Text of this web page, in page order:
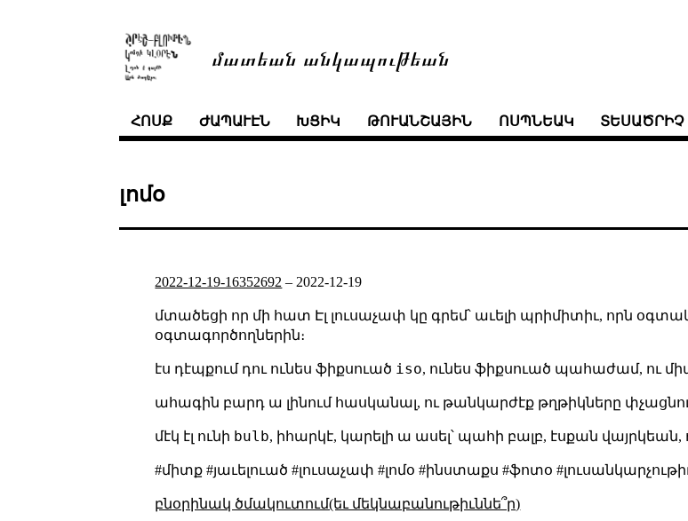
մատեան անկապութեան
ՀՈՍՔ ԺԱՊԱՒԷՆ ԽՑԻԿ ԹՈՒԱՆՇԱՅԻՆ ՈՍՊՆԵԱԿ ՏԵՍԱԾՐԻՉ
լոմօ
2022-12-19-16352692 – 2022-12-19
մտածեցի որ մի հատ Էլ լուսաչափ կը գրեմ՝ աւելի պրիմիտիւ, որն
օգտագործողներին։
էս դէպքում դու ունես ֆիքսուած iso, ունես ֆիքսուած պահաժամ, ու
ահագին բարդ ա լինում հասկանալ, ու թանկարժէք թղթիկները
մէկ էլ ունի bulb, իհարկէ, կարելի ա ասել՝ պահի բալբ, էսքան վայրկեան,
#միտք #յաւելուած #լուսաչափ #լոմօ #ինստաքս #ֆոտօ
բնօրինակ ծմակուտում(եւ մեկնաբանութիւննե՞ր)